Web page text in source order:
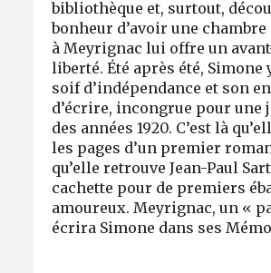
bibliothèque et, surtout,
bonheur d’avoir une chambre
à Meyrignac lui offre un
liberté. Été après été, Simone
soif d’indépendance et son
d’écrire, incongrue pour une
des années 1920. C’est là
les pages d’un premier
qu’elle retrouve Jean-Paul
cachette pour de premiers
amoureux. Meyrignac, un «
écrira Simone dans ses